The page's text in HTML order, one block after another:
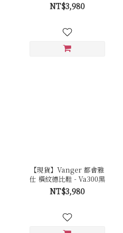
NT$3,980
【現貨】Vanger 都會雅
仕 橫紋德比鞋 - Va300黑
NT$3,980